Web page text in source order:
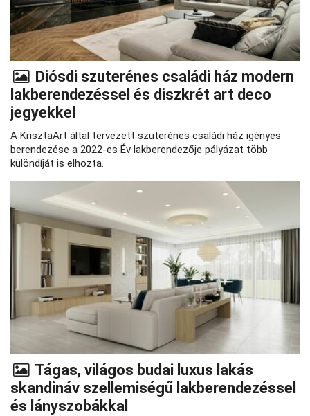
Diósdi szuterénes családi ház modern
lakberendezéssel és diszkrét art deco
jegyekkel
A KrisztaArt által tervezett szuterénes családi ház igényes
berendezése a 2022-es Év lakberendezője pályázat több
különdíját is elhozta.
Tágas, világos budai luxus lakás
skandináv szellemiségű lakberendezéssel
és lányszobákkal